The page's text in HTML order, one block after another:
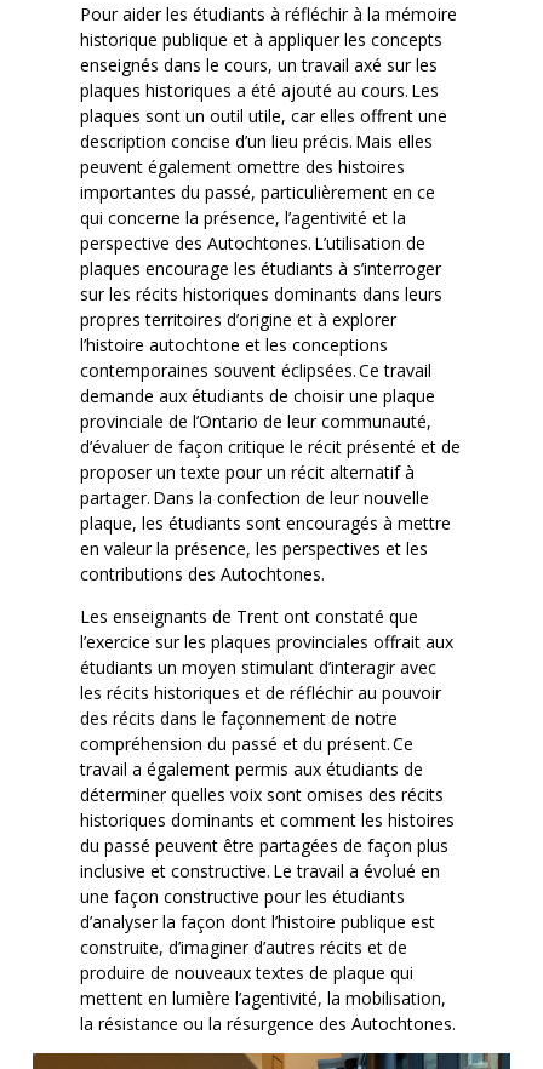
Pour aider les étudiants à réfléchir à la mémoire
historique publique et à appliquer les concepts
enseignés dans le cours, un travail axé sur les
plaques historiques a été ajouté au cours. Les
plaques sont un outil utile, car elles offrent une
description concise d’un lieu précis. Mais elles
peuvent également omettre des histoires
importantes du passé, particulièrement en ce
qui concerne la présence, l’agentivité et la
perspective des Autochtones. L’utilisation de
plaques encourage les étudiants à s’interroger
sur les récits historiques dominants dans leurs
propres territoires d’origine et à explorer
l’histoire autochtone et les conceptions
contemporaines souvent éclipsées. Ce travail
demande aux étudiants de choisir une plaque
provinciale de l’Ontario de leur communauté,
d’évaluer de façon critique le récit présenté et de
proposer un texte pour un récit alternatif à
partager. Dans la confection de leur nouvelle
plaque, les étudiants sont encouragés à mettre
en valeur la présence, les perspectives et les
contributions des Autochtones.
Les enseignants de Trent ont constaté que
l’exercice sur les plaques provinciales offrait aux
étudiants un moyen stimulant d’interagir avec
les récits historiques et de réfléchir au pouvoir
des récits dans le façonnement de notre
compréhension du passé et du présent. Ce
travail a également permis aux étudiants de
déterminer quelles voix sont omises des récits
historiques dominants et comment les histoires
du passé peuvent être partagées de façon plus
inclusive et constructive. Le travail a évolué en
une façon constructive pour les étudiants
d’analyser la façon dont l’histoire publique est
construite, d’imaginer d’autres récits et de
produire de nouveaux textes de plaque qui
mettent en lumière l’agentivité, la mobilisation,
la résistance ou la résurgence des Autochtones.